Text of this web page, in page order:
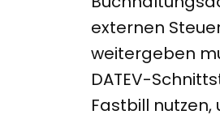
externen
weitergeben
DATEV-
Fastbill nutzen,